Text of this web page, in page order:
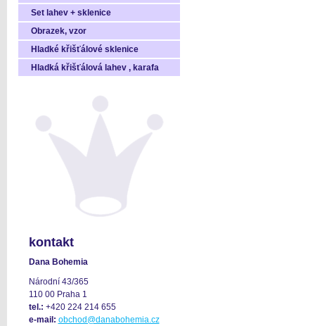
Set lahev + sklenice
Obrazek, vzor
Hladké křišťálové sklenice
Hladká křišťálová lahev , karafa
kontakt
Dana Bohemia
Národní 43/365
110 00 Praha 1
tel.: +420 224 214 655
e-mail: obchod@danabohemia.cz